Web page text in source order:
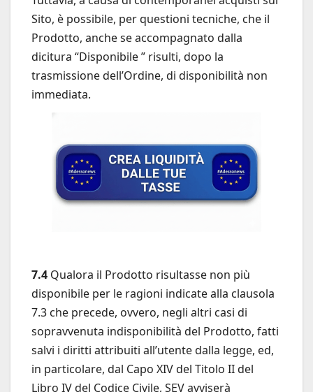
Sito, è possibile, per questioni tecniche, che il
Prodotto, anche se accompagnato dalla
dicitura “Disponibile ” risulti, dopo la
trasmissione dell’Ordine, di disponibilità non
immediata.
7.4 Qualora il Prodotto risultasse non più
disponibile per le ragioni indicate alla clausola
7.3 che precede, ovvero, negli altri casi di
sopravvenuta indisponibilità del Prodotto, fatti
salvi i diritti attribuiti all’utente dalla legge, ed,
in particolare, dal Capo XIV del Titolo II del
Libro IV del Codice Civile, SEV avviserà